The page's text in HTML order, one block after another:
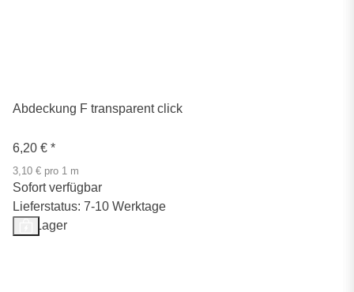
Abdeckung F transparent click
6,20 € *
3,10 € pro 1 m
Sofort verfügbar
Lieferstatus: 7-10 Werktage
Auf Lager